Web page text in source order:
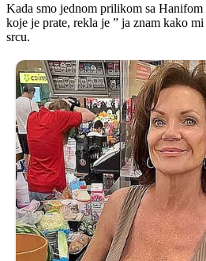
Kada smo jednom prilikom sa Hanifom
koje je prate, rekla je ” ja znam kako
srcu.